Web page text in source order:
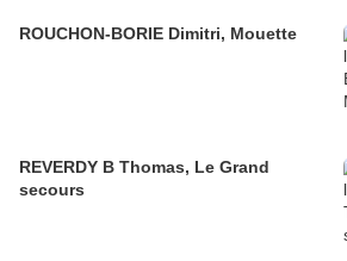
ROUCHON-BORIE Dimitri, Mouette
REVERDY B Thomas, Le Grand
secours